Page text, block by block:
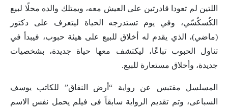
اللتين لم تعودا قادرتين على العيش معه، ويمتلك والده محلًا لبيع
الكُسكُسّي، وفي يوم تستدرجه الحياة ليتعرف على دكتور
(ماضي)، الذي يقدم له أخلاق للبيع على هيئة حبوب، فيبدأ في
تناول الحبوب تباعًا، ليكتشف معها حياة جديدة، بشخصيات
جديدة، وأخلاق مستعارة للبيع.
المسلسل مقتبس عن رواية “أرض النفاق” للكاتب يوسف
السباعى، وتم تقديم الرواية سابقاً فى فيلم يحمل نفس الاسم